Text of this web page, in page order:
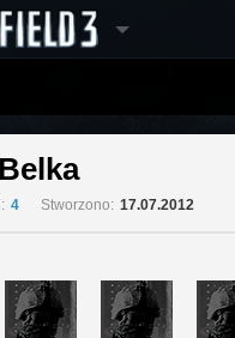
4 Stworzono: 17.07.2012